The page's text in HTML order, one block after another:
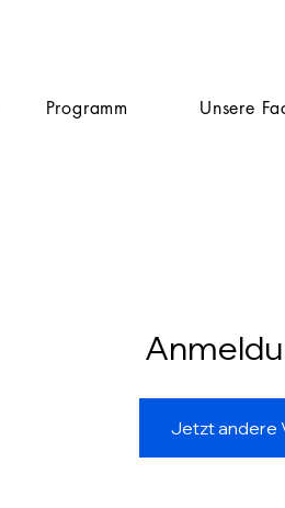
Programm Unsere
Jetzt andere